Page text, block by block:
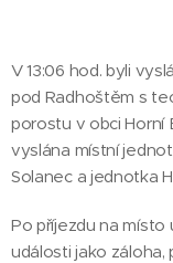
V 13:06 hod. byli
pod Radhoštěm s
porostu v obci Horní
vyslána místní
Solanec a jednotka
Po příjezdu na
události jako záloha,